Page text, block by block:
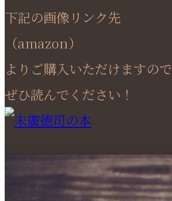
下記の画像リンク先
（amazon）
よりご購入いただけますので
ぜひ読んでください！